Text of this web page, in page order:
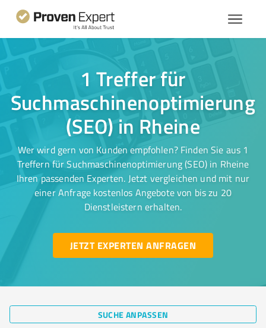
1 Treffer für
Suchmaschinenoptimierung
(SEO) in Rheine
Wer wird gern von Kunden empfohlen? Finden Sie aus 1
Treffern für Suchmaschinenoptimierung (SEO) in Rheine
Ihren passenden Experten. Jetzt vergleichen und mit nur
einer Anfrage kostenlos Angebote von bis zu 20
Dienstleistern erhalten.
JETZT EXPERTEN ANFRAGEN
SUCHE ANPASSEN